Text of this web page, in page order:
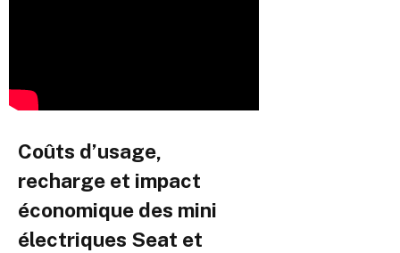
Coûts d’usage,
recharge et impact
économique des mini
électriques Seat et